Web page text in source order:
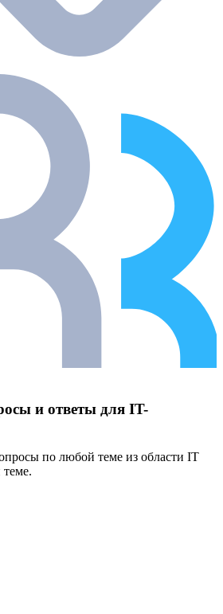
и ответы для IT-
по любой теме из области IT
теме.